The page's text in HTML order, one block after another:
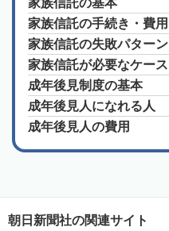
家族信託の基本
家族信託の手続き・費用
家族信託の失敗パターン
家族信託が必要なケース
成年後見制度の基本
成年後見人になれる人
成年後見人の費用
朝日新聞社の関連サイト